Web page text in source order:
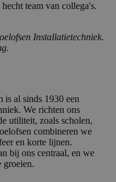
team van collega's.
Installatietechniek.
is al sinds 1930 een
We richten ons
utiliteit, zoals scholen,
combineren we
en korte lijnen.
bij ons centraal, en we
groeien.